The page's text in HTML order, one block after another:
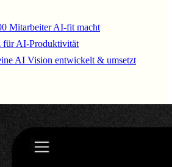
Mitarbeiter AI-fit macht
für AI-Produktivität
AI Vision entwickelt & umsetzt